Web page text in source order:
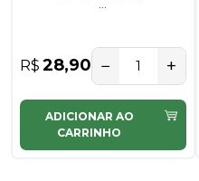
R$ 28,90 − +
ADICIONAR AO
CARRINHO